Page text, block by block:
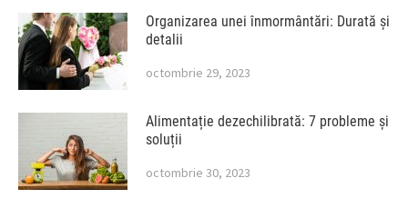
Organizarea unei înmormântări: Durată și
detalii
octombrie 29, 2023
Alimentație dezechilibrată: 7 probleme și
soluții
octombrie 30, 2023